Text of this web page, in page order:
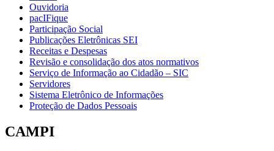
Ouvidoria
pacIFique
Participação Social
Publicações Eletrônicas SEI
Receitas e Despesas
Revisão e consolidação dos atos normativos
Serviço de Informação ao Cidadão – SIC
Servidores
Sistema Eletrônico de Informações
Proteção de Dados Pessoais
CAMPI